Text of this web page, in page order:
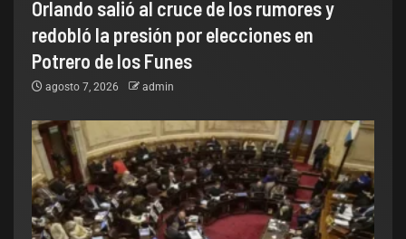
Orlando salió al cruce de los rumores y
redobló la presión por elecciones en
Potrero de los Funes
agosto 7, 2026 admin